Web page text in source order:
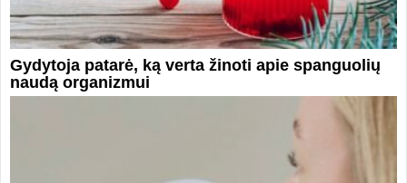
Gydytoja patarė, ką verta žinoti apie spanguolių
naudą organizmui